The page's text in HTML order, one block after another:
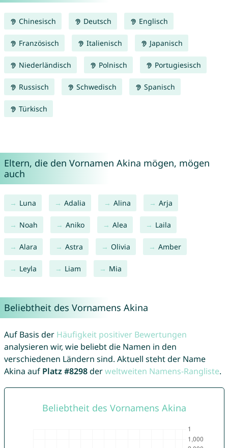
Chinesisch Deutsch Englisch
Französisch Italienisch Japanisch
Niederländisch Polnisch Portugiesisch
Russisch Schwedisch Spanisch
Türkisch
Eltern, die den Vornamen Akina mögen, mögen
auch
Luna Adalia Alina Arja
Noah Aniko Alea Laila
Alara Astra Olivia Amber
Leyla Liam Mia
Beliebtheit des Vornamens Akina
Auf Basis der Häufigkeit positiver Bewertungen
analysieren wir, wie beliebt die Namen in den
verschiedenen Ländern sind. Aktuell steht der Name
Akina auf Platz #8298derweltweiten Namens-Rangliste.